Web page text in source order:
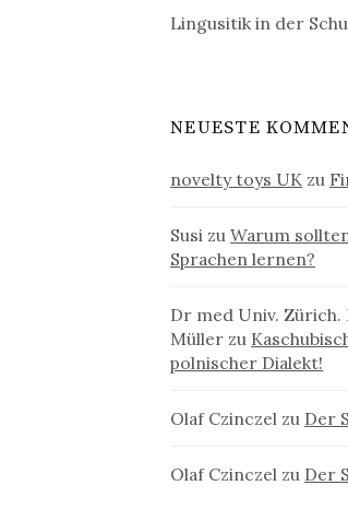
Lingusitik in der
NEUESTE
novelty toys UK zu
Susi zuWarum
Sprachen lernen?
Dr med Univ.
Müller zu
polnischer Dialekt!
Olaf Czinczel zu Der
Olaf Czinczel zu Der